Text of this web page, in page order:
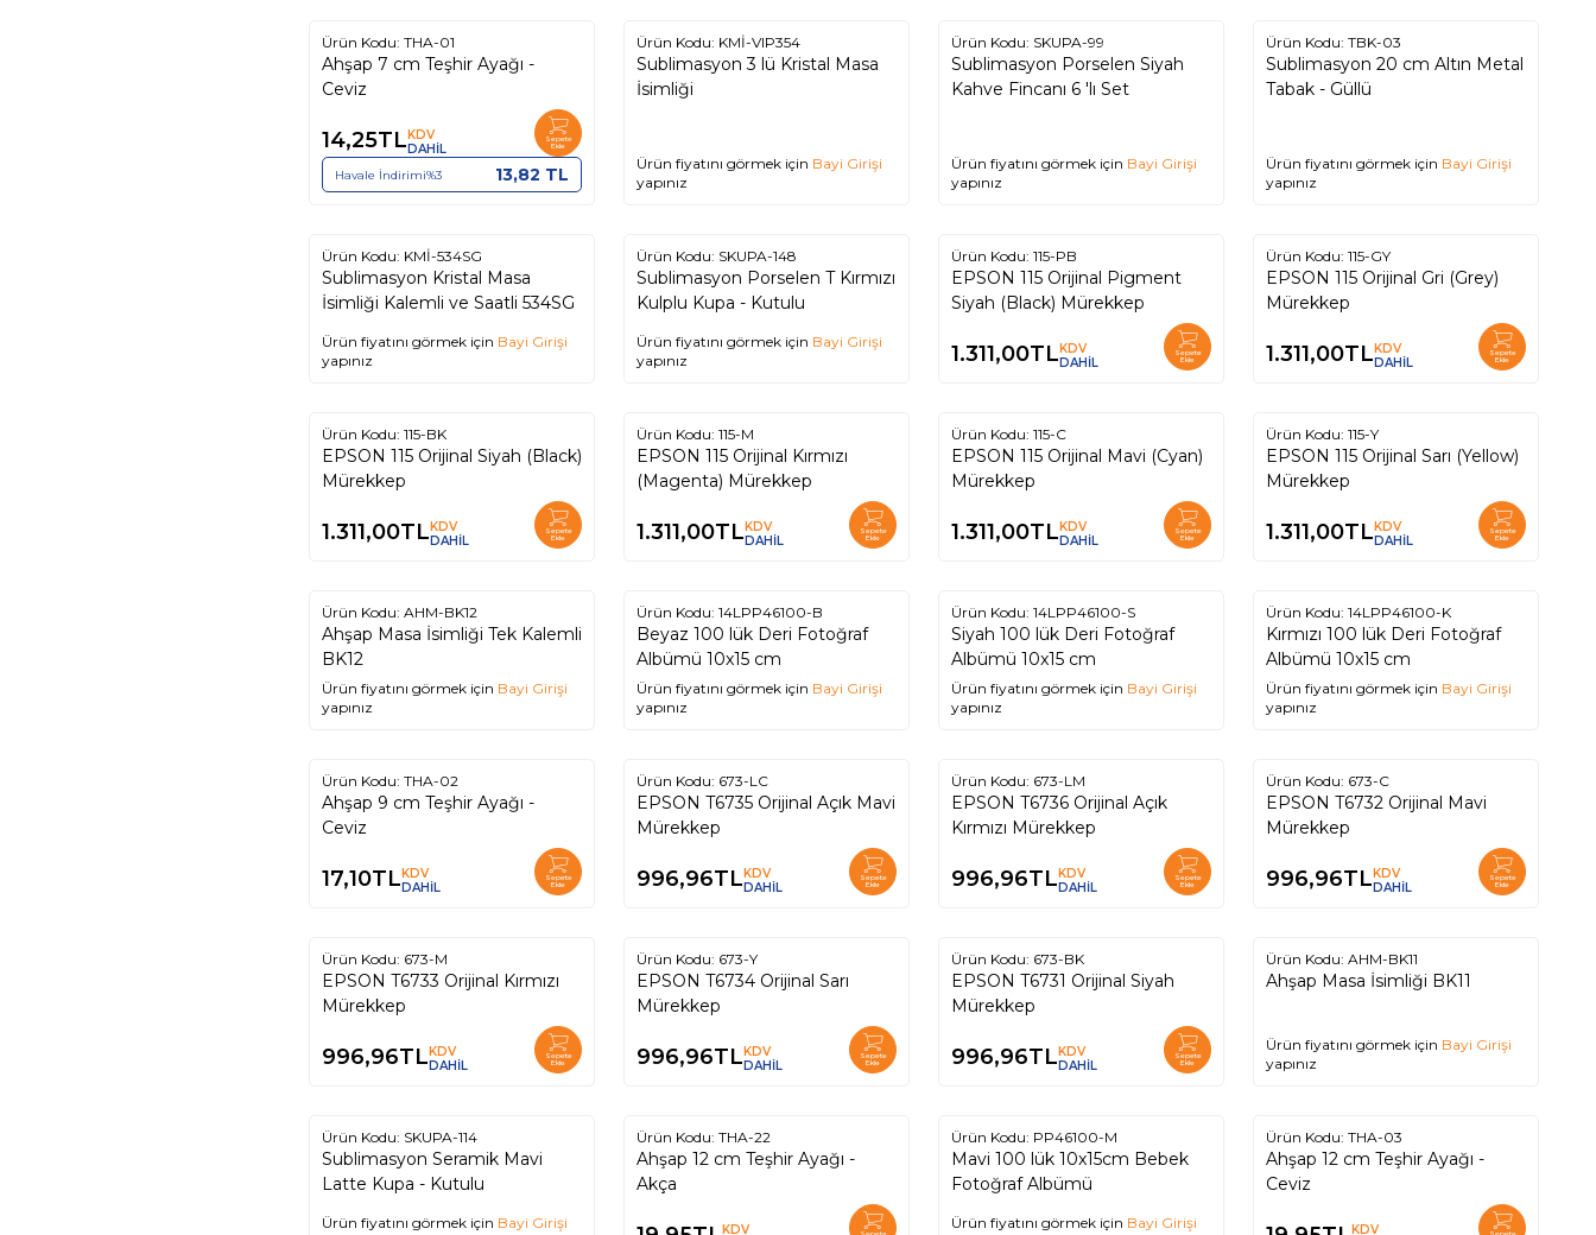
Ürün Kodu: THA-01
Ahşap 7 cm Teşhir Ayağı -
Ceviz
14,25TLKDV
DAHİL
Sepete
Ekle
Havale İndirimi%3 13,82 TL
Ürün Kodu: KMİ-VIP354
Sublimasyon 3 lü Kristal Masa
İsimliği
Ürün fiyatını görmek için Bayi Girişi
yapınız
Ürün Kodu: SKUPA-99
Sublimasyon Porselen Siyah
Kahve Fincanı 6 'lı Set
Ürün fiyatını görmek için Bayi Girişi
yapınız
Ürün Kodu: TBK-03
Sublimasyon 20 cm Altın Metal
Tabak - Güllü
Ürün fiyatını görmek için Bayi Girişi
yapınız
Ürün Kodu: KMİ-534SG
Sublimasyon Kristal Masa
İsimliği Kalemli ve Saatli 534SG
Ürün fiyatını görmek için Bayi Girişi
yapınız
Ürün Kodu: SKUPA-148
Sublimasyon Porselen T Kırmızı
Kulplu Kupa - Kutulu
Ürün fiyatını görmek için Bayi Girişi
yapınız
Ürün Kodu: 115-PB
EPSON 115 Orijinal Pigment
Siyah (Black) Mürekkep
1.311,00TLKDV
DAHİL
Sepete
Ekle
Ürün Kodu: 115-GY
EPSON 115 Orijinal Gri (Grey)
Mürekkep
1.311,00TLKDV
DAHİL
Sepete
Ekle
Ürün Kodu: 115-BK
EPSON 115 Orijinal Siyah (Black)
Mürekkep
1.311,00TLKDV
DAHİL
Sepete
Ekle
Ürün Kodu: 115-M
EPSON 115 Orijinal Kırmızı
(Magenta) Mürekkep
1.311,00TLKDV
DAHİL
Sepete
Ekle
Ürün Kodu: 115-C
EPSON 115 Orijinal Mavi (Cyan)
Mürekkep
1.311,00TLKDV
DAHİL
Sepete
Ekle
Ürün Kodu: 115-Y
EPSON 115 Orijinal Sarı (Yellow)
Mürekkep
1.311,00TLKDV
DAHİL
Sepete
Ekle
Ürün Kodu: AHM-BK12
Ahşap Masa İsimliği Tek Kalemli
BK12
Ürün fiyatını görmek için Bayi Girişi
yapınız
Ürün Kodu: 14LPP46100-B
Beyaz 100 lük Deri Fotoğraf
Albümü 10x15 cm
Ürün fiyatını görmek için Bayi Girişi
yapınız
Ürün Kodu: 14LPP46100-S
Siyah 100 lük Deri Fotoğraf
Albümü 10x15 cm
Ürün fiyatını görmek için Bayi Girişi
yapınız
Ürün Kodu: 14LPP46100-K
Kırmızı 100 lük Deri Fotoğraf
Albümü 10x15 cm
Ürün fiyatını görmek için Bayi Girişi
yapınız
Ürün Kodu: THA-02
Ahşap 9 cm Teşhir Ayağı -
Ceviz
17,10TLKDV
DAHİL
Sepete
Ekle
Ürün Kodu: 673-LC
EPSON T6735 Orijinal Açık Mavi
Mürekkep
996,96TLKDV
DAHİL
Sepete
Ekle
Ürün Kodu: 673-LM
EPSON T6736 Orijinal Açık
Kırmızı Mürekkep
996,96TLKDV
DAHİL
Sepete
Ekle
Ürün Kodu: 673-C
EPSON T6732 Orijinal Mavi
Mürekkep
996,96TLKDV
DAHİL
Sepete
Ekle
Ürün Kodu: 673-M
EPSON T6733 Orijinal Kırmızı
Mürekkep
996,96TLKDV
DAHİL
Sepete
Ekle
Ürün Kodu: 673-Y
EPSON T6734 Orijinal Sarı
Mürekkep
996,96TLKDV
DAHİL
Sepete
Ekle
Ürün Kodu: 673-BK
EPSON T6731 Orijinal Siyah
Mürekkep
996,96TLKDV
DAHİL
Sepete
Ekle
Ürün Kodu: AHM-BK11
Ahşap Masa İsimliği BK11
Ürün fiyatını görmek için Bayi Girişi
yapınız
Ürün Kodu: SKUPA-114
Sublimasyon Seramik Mavi
Latte Kupa - Kutulu
Ürün fiyatını görmek için Bayi Girişi
Ürün Kodu: THA-22
Ahşap 12 cm Teşhir Ayağı -
Akça
KDV
Ürün Kodu: PP46100-M
Mavi 100 lük 10x15cm Bebek
Fotoğraf Albümü
Ürün fiyatını görmek için Bayi Girişi
Ürün Kodu: THA-03
Ahşap 12 cm Teşhir Ayağı -
Ceviz
KDV